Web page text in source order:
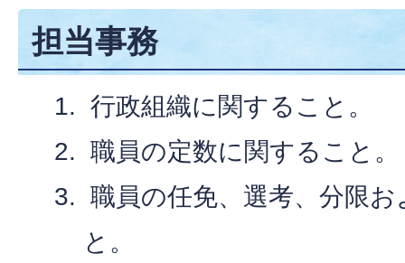
担当事務
行政組織に関すること。
職員の定数に関すること。
職員の任免、選考、分限
と。